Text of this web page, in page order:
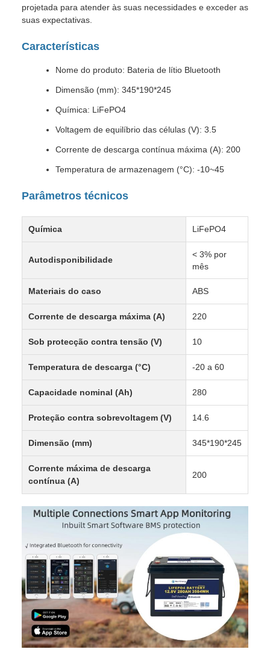
projetada para atender às suas necessidades e exceder as
suas expectativas.
Características
Nome do produto: Bateria de lítio Bluetooth
Dimensão (mm): 345*190*245
Química: LiFePO4
Voltagem de equilíbrio das células (V): 3.5
Corrente de descarga contínua máxima (A): 200
Temperatura de armazenagem (°C): -10~45
Parâmetros técnicos
Química LiFePO4
Autodisponibilidade
< 3% por
mês
Materiais do caso ABS
Corrente de descarga máxima (A) 220
Sob protecção contra tensão (V) 10
Temperatura de descarga (°C) -20 a 60
Capacidade nominal (Ah) 280
Proteção contra sobrevoltagem (V) 14.6
Dimensão (mm) 345*190*245
Corrente máxima de descarga
contínua (A)
200